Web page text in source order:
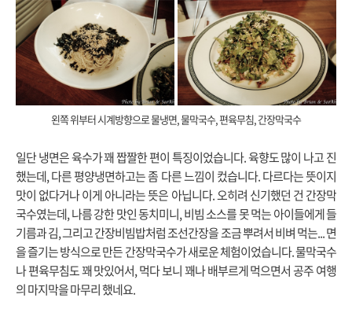
왼쪽 위부터 시계방향으로 물냉면, 물막국수, 편육무침, 간장막국수
일단 냉면은 육수가 꽤 짭짤한 편이 특징이었습니다. 육향도 많이 나고 진
했는데, 다른 평양냉면하고는 좀 다른 느낌이 컸습니다. 다르다는 뜻이지
맛이 없다거나 이게 아니라는 뜻은 아닙니다. 오히려 신기했던 건 간장막
국수였는데, 나름 강한 맛인 동치미니, 비빔 소스를 못 먹는 아이들에게 들
기름과 김, 그리고 간장비빔밥처럼 조선간장을 조금 뿌려서 비벼 먹는... 면
을 즐기는 방식으로 만든 간장막국수가 새로운 체험이었습니다. 물막국수
나 편육무침도 꽤 맛있어서, 먹다 보니 꽤나 배부르게 먹으면서 공주 여행
의 마지막을 마무리 했네요.